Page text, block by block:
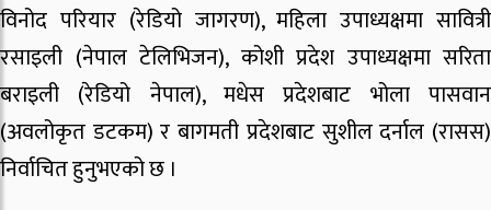
विनोद परियार (रेडियो जागरण), महिला उपाध्यक्षमा सावित्री
रसाइली (नेपाल टेलिभिजन), कोशी प्रदेश उपाध्यक्षमा सरिता
बराइली (रेडियो नेपाल), मधेस प्रदेशबाट भोला पासवान
(अवलोकृत डटकम) र बागमती प्रदेशबाट सुशील दर्नाल (रासस)
निर्वाचित हुनुभएको छ ।